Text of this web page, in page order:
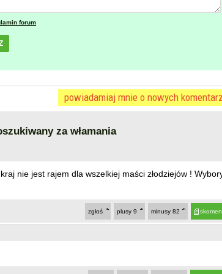
forum
powiadamiaj mnie o nowych
za włamania
nie jest rajem dla wszelkiej maści złodziejów !
minusy 82
plusy 9
zgłoś